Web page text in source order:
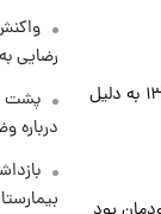
با ۲۱۰ سانتی متر و ۱۴۵ کیلوگرم وزن از نوجوانی وارد رشته بوکس شد و تا مقام قهرمانی هم پیش رفت اما سال ۱۳۶۸ به دلیل
رضایی
پشت